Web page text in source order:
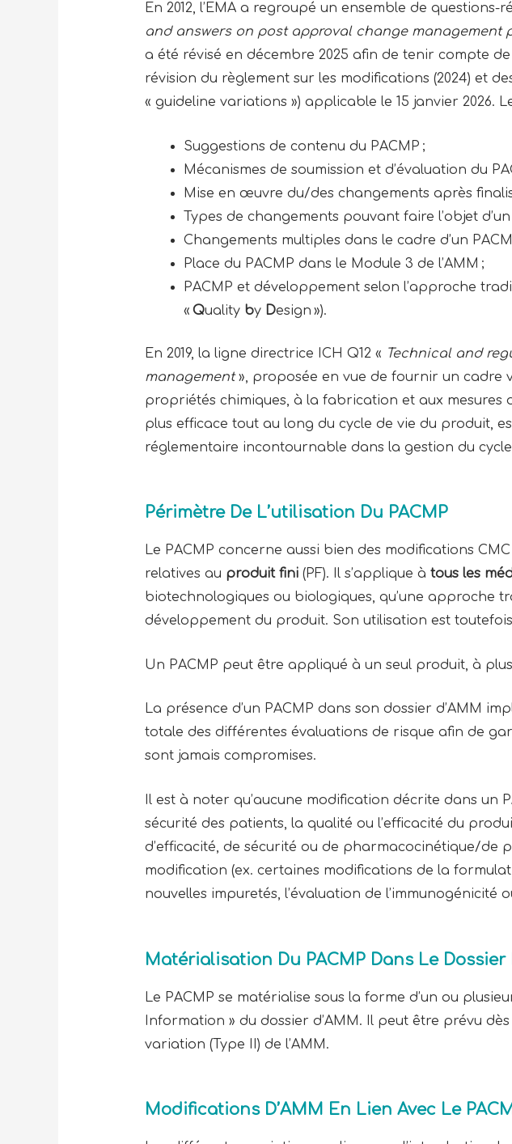
En 2012, l’EMA a regroupé un ensemble de
and answers on post approval change management
a été révisé en décembre 2025 afin de tenir compte
révision du règlement sur les modifications (2024) et
« guideline variations ») applicable le 15 janvier 2026.
Suggestions de contenu du PACMP ;
Mécanismes de soumission et d’évaluation du
Mise en œuvre du/des changements après
Types de changements pouvant faire l’objet d’un
Changements multiples dans le cadre d’un
Place du PACMP dans le Module 3 de l’AMM ;
PACMP et développement selon l’approche
« Quality by Design »).
En 2019, la ligne directrice ICH Q12 « Technical and
management», proposée en vue de fournir un cadre
propriétés chimiques, à la fabrication et aux mesures
plus efficace tout au long du cycle de vie du produit,
réglementaire incontournable dans la gestion du
Périmètre De L’utilisation Du PACMP
Le PACMP concerne aussi bien des modifications
relatives au produit fini(PF). Il s’applique à tous les
biotechnologiques ou biologiques, qu’une approche
développement du produit. Son utilisation est toutefois
Un PACMP peut être appliqué à un seul produit, à
La présence d’un PACMP dans son dossier d’AMM
totale des différentes évaluations de risque afin de
sont jamais compromises.
Il est à noter qu’aucune modification décrite dans un
sécurité des patients, la qualité ou l’efficacité du
d’efficacité, de sécurité ou de pharmacocinétique/de
modification (ex. certaines modifications de la
nouvelles impuretés, l’évaluation de l’immunogénicité
Matérialisation Du PACMP Dans Le Dossier
Le PACMP se matérialise sous la forme d’un ou
Information » du dossier d’AMM. Il peut être prévu
variation (Type II) de l’AMM.
Modifications D’AMM En Lien Avec Le